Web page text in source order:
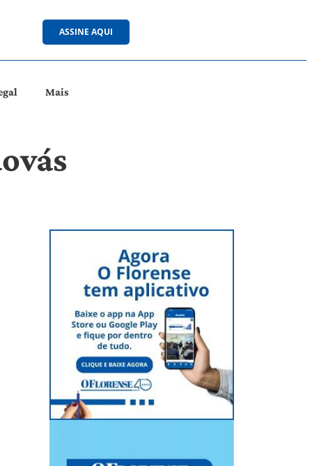
ASSINE AQUI
Mais